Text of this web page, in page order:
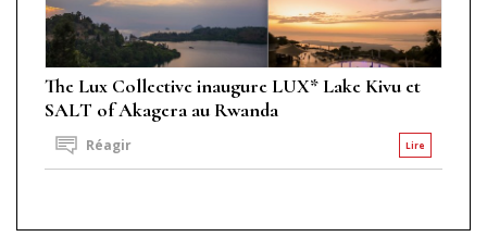
The Lux Collective inaugure LUX* Lake Kivu et
SALT of Akagera au Rwanda
Lire
Réagir